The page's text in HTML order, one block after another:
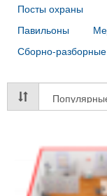
Посты охраны
Павильоны
Сборно-разборные